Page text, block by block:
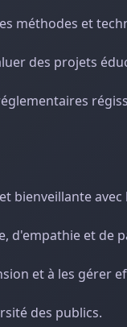
méthodes et
des projets
bienveillante
d'empathie et de
et à les gérer
des publics.